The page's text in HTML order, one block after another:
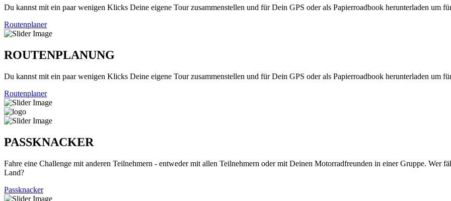
Du kannst mit ein paar wenigen Klicks Deine eigene Tour zusammenstellen und für Dein GPS oder als Papierroadbook herunterladen um
Routenplaner
ROUTENPLANUNG
Du kannst mit ein paar wenigen Klicks Deine eigene Tour zusammenstellen und für Dein GPS oder als Papierroadbook herunterladen um
Routenplaner
PASSKNACKER
Fahre eine Challenge mit anderen Teilnehmern - entweder mit allen Teilnehmern oder mit Deinen Motorradfreunden in einer Gruppe. Wer
Land?
Passknacker